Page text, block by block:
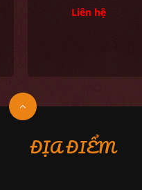
Liên hệ
ĐỊA ĐIỂM